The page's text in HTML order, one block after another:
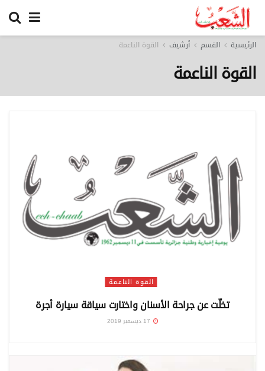
الرئيسية القسم أرشيف القوة الناعمة
القوة الناعمة
القوة الناعمة
تخلّت عن جراحة الأسنان واختارت سياقة سيارة أجرة